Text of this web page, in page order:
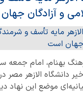
و آزادگان
بهنام، امام جمعه
دانشگاه الازهر مصر
موضع این نهاد